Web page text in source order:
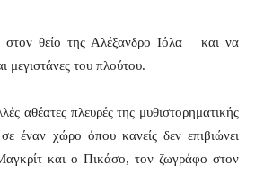
στον θείο της Αλέξανδρο Ιόλα και να
μεγιστάνες του πλούτου.
αθέατες πλευρές της μυθιστορηματικής
έναν χώρο όπου κανείς δεν επιβιώνει
και ο Πικάσο, τον ζωγράφο στον